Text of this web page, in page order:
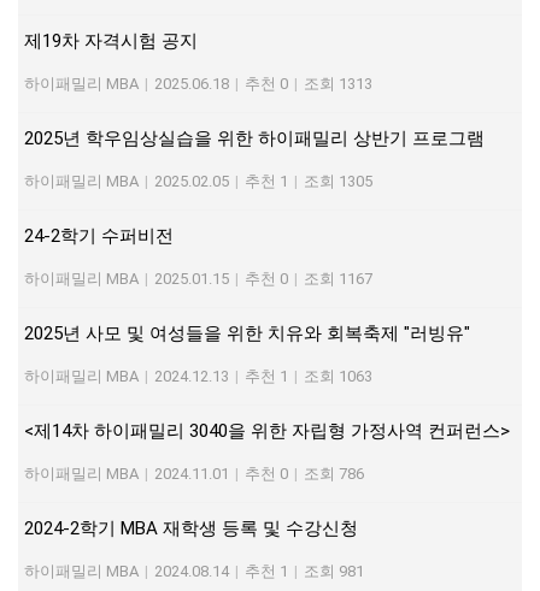
제19차 자격시험 공지
하이패밀리 MBA | 2025.06.18 | 추천 0 | 조회 1313
2025년 학우임상실습을 위한 하이패밀리 상반기 프로그램
하이패밀리 MBA | 2025.02.05 | 추천 1 | 조회 1305
24-2학기 수퍼비전
하이패밀리 MBA | 2025.01.15 | 추천 0 | 조회 1167
2025년 사모 및 여성들을 위한 치유와 회복축제 "러빙유"
하이패밀리 MBA | 2024.12.13 | 추천 1 | 조회 1063
<제14차 하이패밀리 3040을 위한 자립형 가정사역 컨퍼런스>
하이패밀리 MBA | 2024.11.01 | 추천 0 | 조회 786
2024-2학기 MBA 재학생 등록 및 수강신청
하이패밀리 MBA | 2024.08.14 | 추천 1 | 조회 981